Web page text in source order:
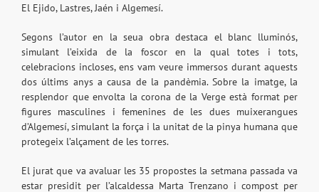
El Ejido, Lastres, Jaén i Algemesí.
Segons l’autor en la seua obra destaca el blanc lluminós,
simulant l’eixida de la foscor en la qual totes i tots,
celebracions incloses, ens vam veure immersos durant aquests
dos últims anys a causa de la pandèmia. Sobre la imatge, la
resplendor que envolta la corona de la Verge està format per
figures masculines i femenines de les dues muixerangues
d’Algemesí, simulant la força i la unitat de la pinya humana que
protegeix l’alçament de les torres.
El jurat que va avaluar les 35 propostes la setmana passada va
estar presidit per l’alcaldessa Marta Trenzano i compost per